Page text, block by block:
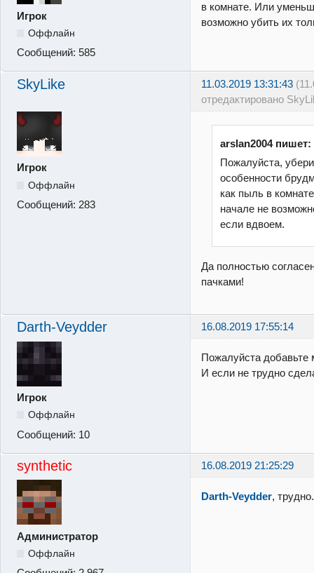
Игрок
Оффлайн
Сообщений: 585
в комнате. Или
возможно убить их
SkyLike 11.03.2019 13:31:43
отредактировано
Игрок
Оффлайн
Сообщений: 283
arslan2004 пишет:
Пожалуйста,
особенности
как пыль в
начале не
если вдвоем.
Да полностью
пачками!
Darth-Veydder 16.08.2019 17:55:14
Игрок
Оффлайн
Сообщений: 10
Пожалуйста добавьте
И если не трудно
synthetic 16.08.2019 21:25:29
Администратор
Оффлайн
Darth-Veydder,